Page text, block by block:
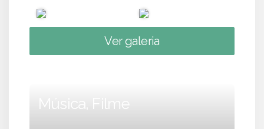
Ver galeria
Música, Filme